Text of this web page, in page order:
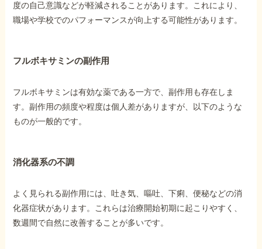
度の自己意識などが軽減されることがあります。これにより、
職場や学校でのパフォーマンスが向上する可能性があります。
フルボキサミンの副作用
フルボキサミンは有効な薬である一方で、副作用も存在しま
す。副作用の頻度や程度は個人差がありますが、以下のような
ものが一般的です。
消化器系の不調
よく見られる副作用には、吐き気、嘔吐、下痢、便秘などの消
化器症状があります。これらは治療開始初期に起こりやすく、
数週間で自然に改善することが多いです。